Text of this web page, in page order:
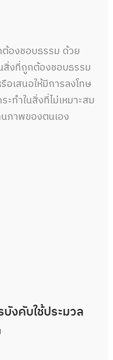
ต้องชอบธรรม ด้วย
สิ่งที่ถูกต้องชอบธรรม
เสนอให้มีการลงโทษ
ทำในสิ่งที่ไม่เหมาะสม
ภาพของตนเอง
งคับใช้ประมวล